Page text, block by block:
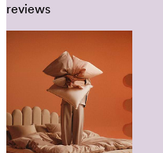
reviews